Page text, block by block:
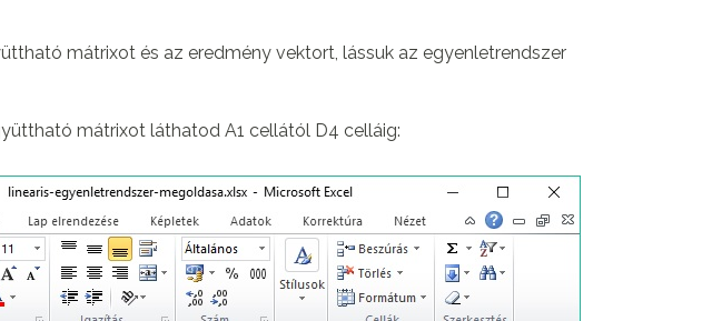
mátrixot és az eredmény vektort, lássuk az egyenletrendszer
mátrixot láthatod A1 cellától D4 celláig: